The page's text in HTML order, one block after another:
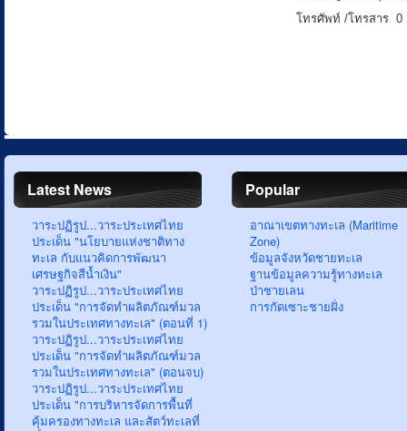
โทรศัพท์ /โทรสาร
Latest News
วาระปฏิรูป...วาระประเทศไทย
ประเด็น "นโยบายแห่งชาติทาง
ทะเล กับแนวคิดการพัฒนา
เศรษฐกิจสีน้ำเงิน"
วาระปฏิรูป...วาระประเทศไทย
ประเด็น "การจัดทำผลิตภัณฑ์มวล
รวมในประเทศทางทะเล" (ตอนที่ 1)
วาระปฏิรูป...วาระประเทศไทย
ประเด็น "การจัดทำผลิตภัณฑ์มวล
รวมในประเทศทางทะเล" (ตอนจบ)
วาระปฏิรูป...วาระประเทศไทย
ประเด็น "การบริหารจัดการพื้นที่
คุ้มครองทางทะเล และสัตว์ทะเลที่
Popular
อาณาเขตทางทะเล (Maritime
Zone)
ข้อมูลจังหวัดชายทะเล
ฐานข้อมูลความรู้ทางทะเล
ป่าชายเลน
การกัดเซาะชายฝั่ง